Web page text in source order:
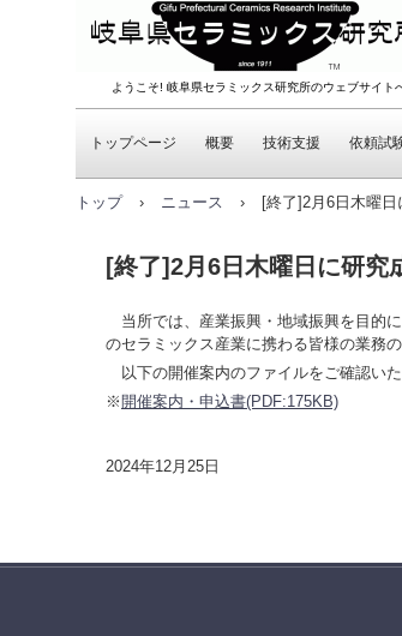
ようこそ! 岐阜県セラミックス研究所のウェブサイト
トップページ 概要 技術支援 依頼試
トップ › ニュース › [終了]2月6日木曜
[終了]2月6日木曜日に研究
当所では、産業振興・地域振興を目的
のセラミックス産業に携わる皆様の業務
以下の開催案内のファイルをご確認い
※ 開催案内・申込書(PDF:175KB)
2024年12月25日